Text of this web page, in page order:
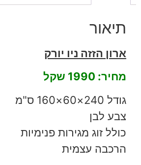
תיאור
ארון הזזה ניו יורק
מחיר: 1990 שקל
גודל 240×60×160 ס"מ
צבע לבן
כולל זוג מגירות פנימיות
הרכבה עצמית